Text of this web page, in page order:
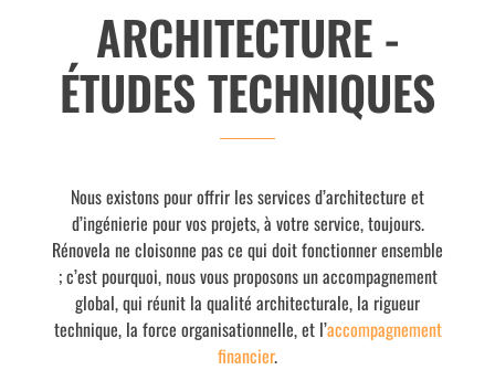
ARCHITECTURE -
ÉTUDES TECHNIQUES
Nous existons pour offrir les services d’architecture et
d’ingénierie pour vos projets, à votre service, toujours.
Rénovela ne cloisonne pas ce qui doit fonctionner ensemble
; c’est pourquoi, nous vous proposons un accompagnement
global, qui réunit la qualité architecturale, la rigueur
technique, la force organisationnelle, et l’accompagnement
financier.